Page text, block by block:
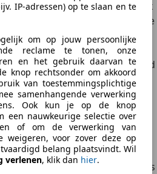
IP-adressen) op te slaan en te
om op jouw persoonlijke
reclame te tonen, onze
en het gebruik daarvan te
knop rechtsonder om akkoord
van toestemmingsplichtige
samenhangende verwerking
Ook kun je op de knop
een nauwkeurige selectie over
of om de verwerking van
weigeren, voor zover deze op
belang plaatsvindt. Wil
verlenen, klik dan hier.
kans op een ongeval aanzienlijk
met goed onderhoud van je
en het vermijden van
verstandig om je eigen
te verbeterenen goed verzekerd
vind je een aantal
die je helpen om
verkeer:
en pas je snelheid aan de
ervoor dat je altijd genoeg
voorganger, zodat je in geval
tijd hebt om te reageren. Pas